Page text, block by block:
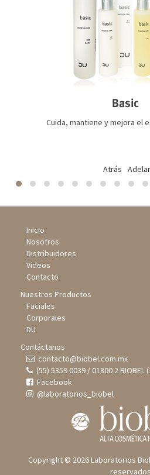
Basic
Cuida, mantiene y mejora el
Atrás
Inicio
Nosotros
Distribuidores
Videos
Contacto
Nuestros Productos
Faciales
Corporales
DU
Contáctanos
contacto@biobel.com.mx
(55) 5359 0039 / 01800 2 BIOBEL
Facebook
@laboratorios_biobel
Copyright © 2026 Laboratorios